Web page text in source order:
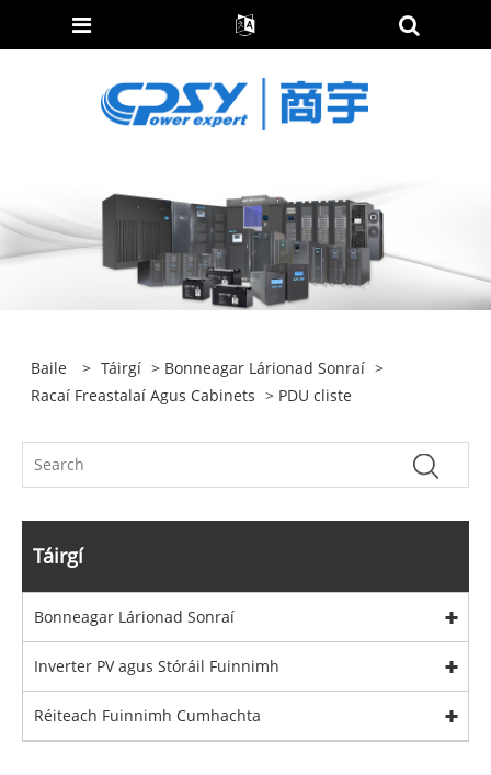
Baile > Táirgí > Bonneagar Lárionad Sonraí >
Racaí Freastalaí Agus Cabinets > PDU cliste
Táirgí
Bonneagar Lárionad Sonraí
Inverter PV agus Stóráil Fuinnimh
Réiteach Fuinnimh Cumhachta